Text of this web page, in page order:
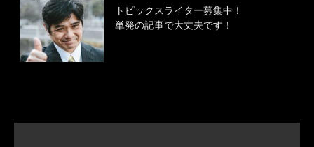
トピックスライター募集中！
単発の記事で大丈夫です！